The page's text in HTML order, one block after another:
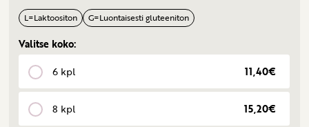
L=Laktoositon G=Luontaisesti gluteeniton
Valitse koko:
6 kpl
11,40€
8 kpl 15,20€